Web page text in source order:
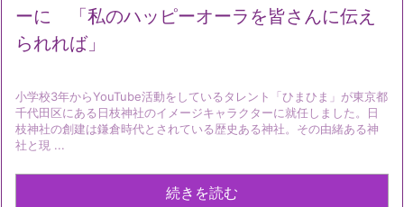
ーに 「私のハッピーオーラを皆さんに伝え
られれば」
小学校3年からYouTube活動をしているタレント「ひまひま」が東京都
千代田区にある日枝神社のイメージキャラクターに就任しました。日
枝神社の創建は鎌倉時代とされている歴史ある神社。その由緒ある神
社と現 ...
続きを読む